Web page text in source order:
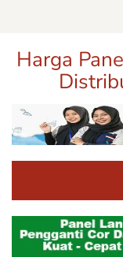
Harga
Pusat Informasi